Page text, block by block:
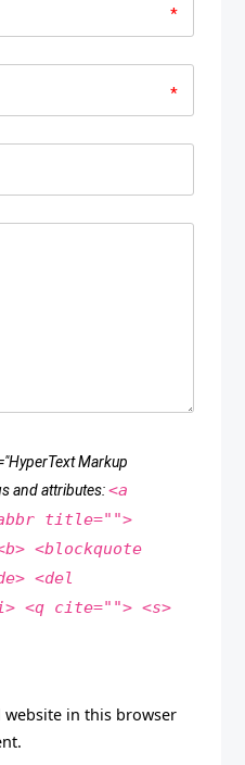
*
*
Markup
and attributes:<a
title="">
<blockquote
<del
<q cite=""> <s>
website in this browser